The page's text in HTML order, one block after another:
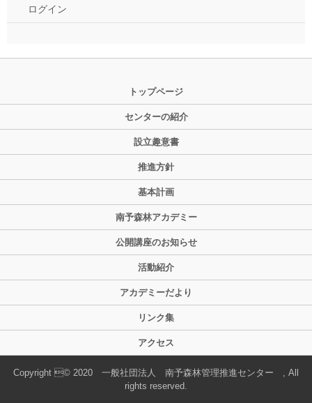
ログイン
トップページ
センターの紹介
設立趣意書
推進方針
基本計画
南予森林アカデミー
公開講座のお知らせ
活動紹介
アカデミーだより
リンク集
アクセス
Copyright © 2020 一般社団法人 南予森林管理推進センター , All
rights reserved.